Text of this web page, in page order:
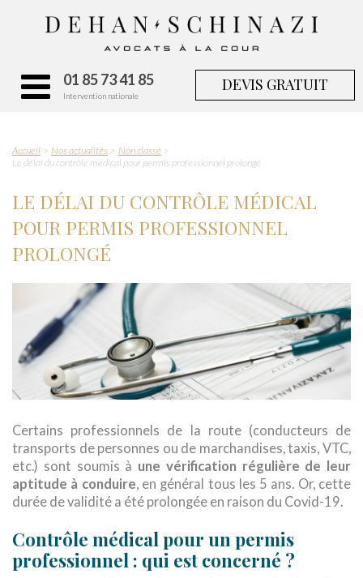
01 85 73 41 85
Intervention nationale
DEVIS GRATUIT
Accueil Nos actualités
Non classé
Le délai du contrôle médical pour permis professionnel prolongé
LE DÉLAI DU CONTRÔLE MÉDICAL
POUR PERMIS PROFESSIONNEL
PROLONGÉ
Certains professionnels de la route (conducteurs de
transports de personnes ou de marchandises, taxis, VTC,
etc.) sont soumis à une vérification régulière de leur
aptitude à conduire, en général tous les 5 ans. Or, cette
durée de validité a été prolongée en raison du Covid-19.
Contrôle médical pour un permis
professionnel : qui est concerné ?